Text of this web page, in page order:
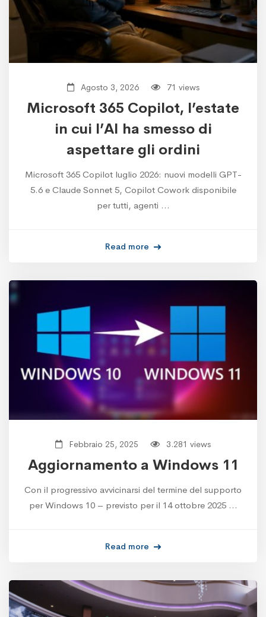
Agosto 3, 2026 71 views
Microsoft 365 Copilot, l’estate
in cui l’AI ha smesso di
aspettare gli ordini
Microsoft 365 Copilot luglio 2026: nuovi modelli GPT-
5.6 e Claude Sonnet 5, Copilot Cowork disponibile
per tutti, agenti …
Read more
Febbraio 25, 2025 3.281 views
Aggiornamento a Windows 11
Con il progressivo avvicinarsi del termine del supporto
per Windows 10 – previsto per il 14 ottobre 2025 …
Read more